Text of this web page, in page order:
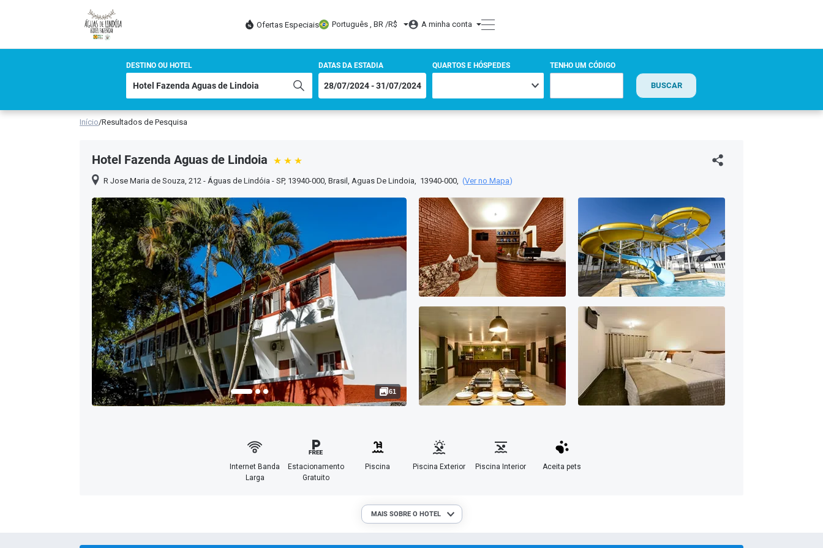
Ofertas Especiais Português , BR /R$ A minha conta
DESTINO OU HOTEL DATAS DA ESTADIA QUARTOS E HÓSPEDES TENHO UM CÓDIGO
BUSCAR
Início/Resultados de Pesquisa
Hotel Fazenda Aguas de Lindoia
R Jose Maria de Souza, 212 - Águas de Lindóia - SP, 13940-000, Brasil,Aguas De Lindoia, 13940-000, (Ver no Mapa)
61
Internet Banda
Larga
Estacionamento
Gratuito
Piscina Piscina Exterior Piscina Interior Aceita pets
MAIS SOBRE O HOTEL